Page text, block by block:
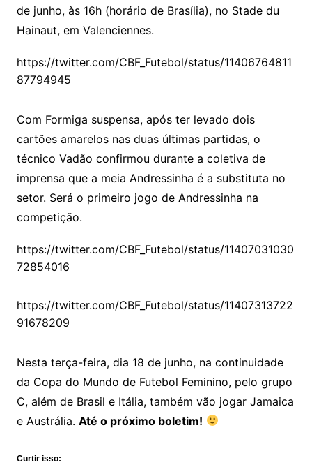
de junho, às 16h (horário de Brasília), no Stade du
Hainaut, em Valenciennes.
https://twitter.com/CBF_Futebol/status/11406764811
87794945
Com Formiga suspensa, após ter levado dois
cartões amarelos nas duas últimas partidas, o
técnico Vadão confirmou durante a coletiva de
imprensa que a meia Andressinha é a substituta no
setor. Será o primeiro jogo de Andressinha na
competição.
https://twitter.com/CBF_Futebol/status/11407031030
72854016
https://twitter.com/CBF_Futebol/status/11407313722
91678209
Nesta terça-feira, dia 18 de junho, na continuidade
da Copa do Mundo de Futebol Feminino, pelo grupo
C, além de Brasil e Itália, também vão jogar Jamaica
e Austrália. Até o próximo boletim!
Curtir isso: